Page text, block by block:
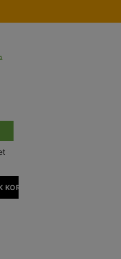
MAKSUAIKAA